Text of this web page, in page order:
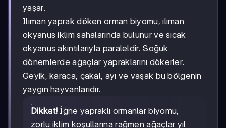
yaşar.
Ilıman yaprak döken orman biyomu, ılıman
okyanus iklim sahalarında bulunur ve sıcak
okyanus akıntılarıyla paraleldir. Soğuk
dönemlerde ağaçlar yapraklarını dökerler.
Geyik, karaca, çakal, ayı ve vaşak bu bölgenin
yaygın hayvanlarıdır.
Dikkat! İğne yapraklı ormanlar biyomu,
zorlu iklim koşullarına rağmen ağaçlar yıl